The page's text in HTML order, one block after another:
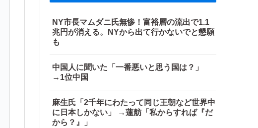
NY市長マムダニ氏無惨！富裕層の流出で1.1
兆円が消える。NYから出て行かないでと懇願
も
中国人に聞いた「一番悪いと思う国は？」
→1位中国
麻生氏「2千年にわたって同じ王朝など世界中
に日本しかない」 →蓮舫「私からすれば『だ
から？』」